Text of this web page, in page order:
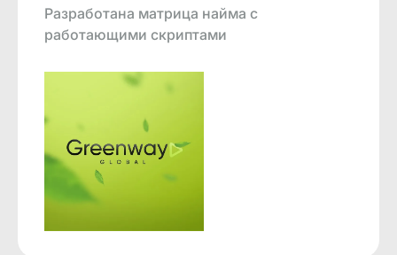
Разработана матрица найма с
работающими скриптами